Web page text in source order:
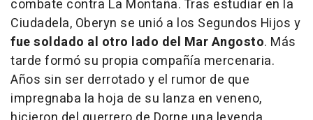
combate contra La Montaña. Tras estudiar en la
Ciudadela, Oberyn se unió a los Segundos Hijos y
fue soldado al otro lado del Mar Angosto. Más
tarde formó su propia compañía mercenaria.
Años sin ser derrotado y el rumor de que
impregnaba la hoja de su lanza en veneno,